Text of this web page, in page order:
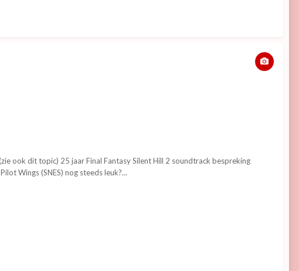
ook dit topic) 25 jaar Final Fantasy Silent Hill 2 soundtrack bespreking
Wings (SNES) nog steeds leuk?...